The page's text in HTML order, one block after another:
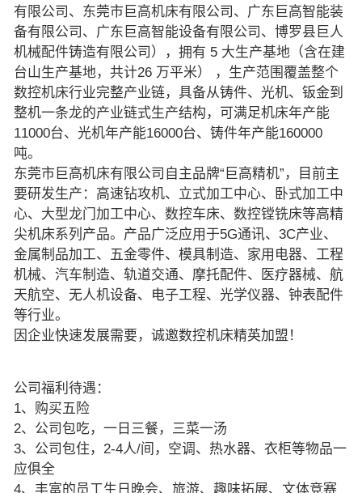
有限公司、东莞市巨高机床有限公司、广东巨高智能装
备有限公司、广东巨高智能设备有限公司、博罗县巨人
机械配件铸造有限公司），拥有 5 大生产基地（含在建
台山生产基地，共计26 万平米） ，生产范围覆盖整个
数控机床行业完整产业链，具备从铸件、光机、钣金到
整机一条龙的产业链式生产结构，可满足机床年产能
11000台、光机年产能16000台、铸件年产能160000
吨。
东莞市巨高机床有限公司自主品牌“巨高精机”，目前主
要研发生产：高速钻攻机、立式加工中心、卧式加工中
心、大型龙门加工中心、数控车床、数控镗铣床等高精
尖机床系列产品。产品广泛应用于5G通讯、3C产业、
金属制品加工、五金零件、模具制造、家用电器、工程
机械、汽车制造、轨道交通、摩托配件、医疗器械、航
天航空、无人机设备、电子工程、光学仪器、钟表配件
等行业。
因企业快速发展需要，诚邀数控机床精英加盟！
公司福利待遇：
1、购买五险
2、公司包吃，一日三餐，三菜一汤
3、公司包住，2-4人/间，空调、热水器、衣柜等物品一
应俱全
4、丰富的员工生日晚会、旅游、趣味拓展、文体竞赛